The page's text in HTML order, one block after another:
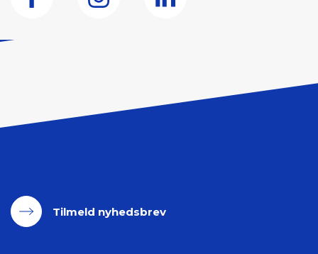
Tilmeld nyhedsbrev